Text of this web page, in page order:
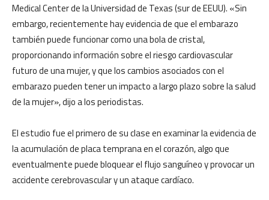
Medical Center de la Universidad de Texas (sur de EEUU). «Sin
embargo, recientemente hay evidencia de que el embarazo
también puede funcionar como una bola de cristal,
proporcionando información sobre el riesgo cardiovascular
futuro de una mujer, y que los cambios asociados con el
embarazo pueden tener un impacto a largo plazo sobre la salud
de la mujer», dijo a los periodistas.
El estudio fue el primero de su clase en examinar la evidencia de
la acumulación de placa temprana en el corazón, algo que
eventualmente puede bloquear el flujo sanguíneo y provocar un
accidente cerebrovascular y un ataque cardíaco.